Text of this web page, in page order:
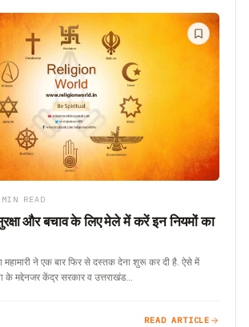
READ
और बचाव के लिए मेले में करें इन नियमों का
महामारी ने एक बार फिर से दस्तक देना शुरू कर दी है. ऐसे में
के मद्देनजर केंद्र सरकार व उत्तराखंड…
READ ARTICLE